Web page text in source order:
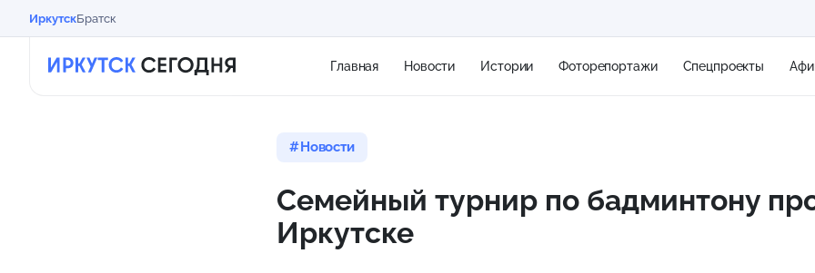
ИркутскБратск
Главная Новости Истории Фоторепортажи Спецпроекты
Новости
Семейный турнир по бадминтону
Иркутске